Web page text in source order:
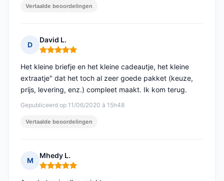
Vertaalde beoordelingen
D
David L.
Opmerking: 5 van 5
Gepubliceerd op 11/06/2020 à 15h48
Het kleine briefje en het kleine cadeautje, het kleine
extraatje" dat het toch al zeer goede pakket (keuze,
prijs, levering, enz.) compleet maakt. Ik kom terug.
Vertaalde beoordelingen
M
Mhedy L.
Opmerking: 5 van 5